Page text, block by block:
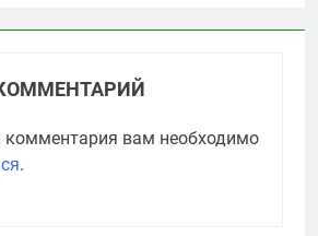
комментария вам необходимо
.